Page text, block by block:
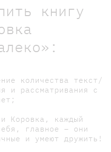
книгу
количества текст/
и рассматривания с
Коровка, каждый
главное – они
и умеют дружить!